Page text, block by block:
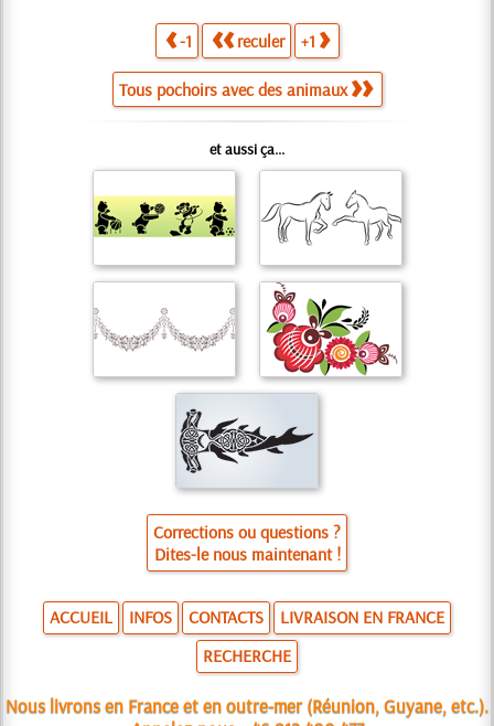
-1 reculer +1
Tous pochoirs avec des animaux
et aussi ça...
Corrections ou questions ?
Dites-le nous maintenant !
ACCUEIL INFOS CONTACTS
LIVRAISON EN FRANCE
RECHERCHE
Nous livrons en France et en outre-mer (Réunion, Guyane, etc.).